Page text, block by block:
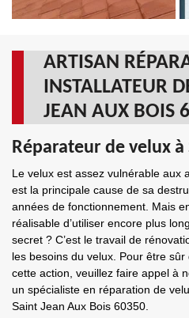
ARTISAN
INSTALLATEUR
JEAN AUX BOIS
Réparateur de velux à
Le velux est assez vulnérable aux
est la principale cause de sa
années de fonctionnement. Mais
réalisable d’utiliser encore plus
secret ? C’est le travail de
les besoins du velux. Pour être
cette action, veuillez faire appel à
un spécialiste en réparation de
Saint Jean Aux Bois 60350.